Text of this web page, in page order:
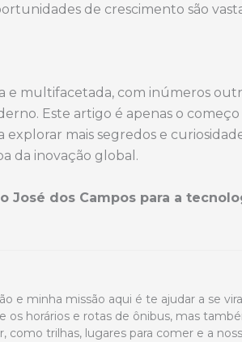
de crescimento são
e multifacetada, com inúmeros
Este artigo é apenas o
mais segredos e
da inovação global.
José dos Campos para a
e minha missão aqui é te ajudar a se
os horários e rotas de ônibus, mas
trilhas, lugares para comer e a